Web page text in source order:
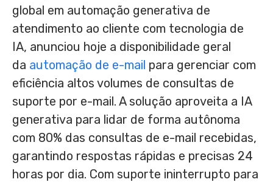
global em automação generativa de
atendimento ao cliente com tecnologia de
IA, anunciou hoje a disponibilidade geral
da automação de e-mail para gerenciar com
eficiência altos volumes de consultas de
suporte por e-mail. A solução aproveita a IA
generativa para lidar de forma autônoma
com 80% das consultas de e-mail recebidas,
garantindo respostas rápidas e precisas 24
horas por dia. Com suporte ininterrupto para